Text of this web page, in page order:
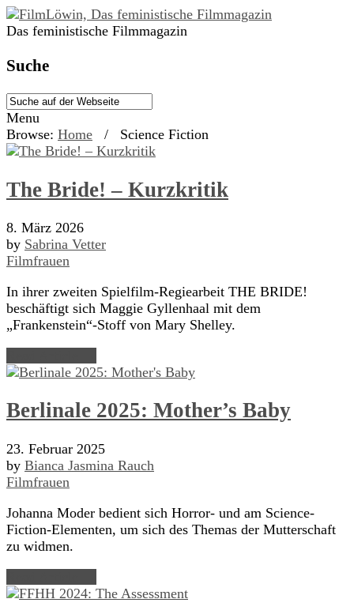
Das feministische Filmmagazin
Suche
Menu
Browse: Home / Science Fiction
The Bride! – Kurzkritik
8. März 2026
by Sabrina Vetter
Filmfrauen
In ihrer zweiten Spielfilm-Regiearbeit THE BRIDE!
beschäftigt sich Maggie Gyllenhaal mit dem
„Frankenstein“-Stoff von Mary Shelley.
Berlinale 2025: Mother’s Baby
23. Februar 2025
by Bianca Jasmina Rauch
Filmfrauen
Johanna Moder bedient sich Horror- und am Science-
Fiction-Elementen, um sich des Themas der Mutterschaft
zu widmen.